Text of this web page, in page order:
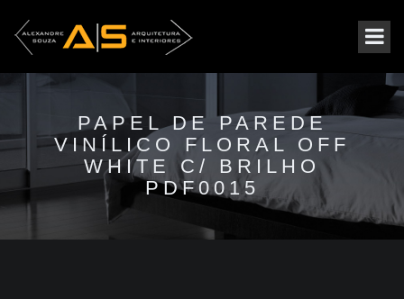
PAPEL DE PAREDE
VINÍLICO FLORAL OFF
WHITE C/ BRILHO
PDF0015